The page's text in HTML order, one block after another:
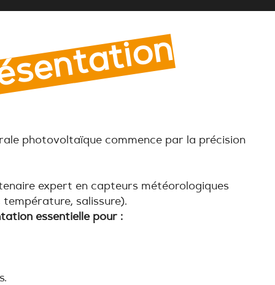
photovoltaïque commence par la précision
expert en capteurs météorologiques
salissure).
essentielle pour :